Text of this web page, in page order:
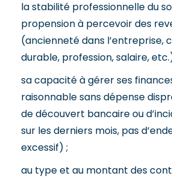
la stabilité professionnelle du
propension à percevoir des
(ancienneté dans l’entreprise,
durable, profession, salaire,
sa capacité à gérer ses
raisonnable sans dépense
de découvert bancaire ou
sur les derniers mois, pas
excessif) ;
au type et au montant des